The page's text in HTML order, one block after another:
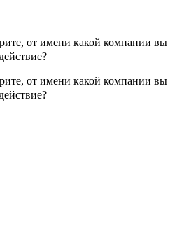
от имени какой компании вы
от имени какой компании вы